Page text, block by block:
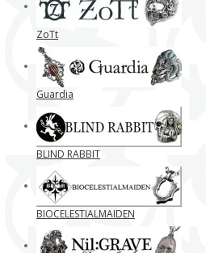
ZoTt
Guardia
BLIND RABBIT
BIOCELESTIALMAIDEN